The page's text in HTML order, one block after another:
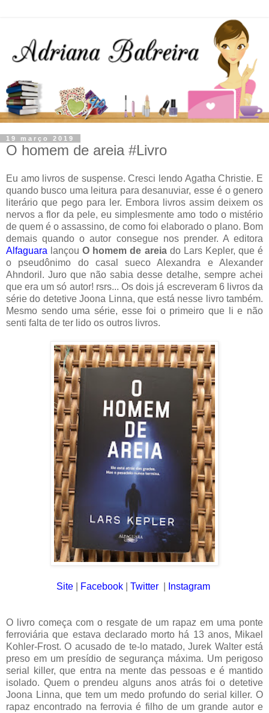
19 março 2019
O homem de areia #Livro
Eu amo livros de suspense. Cresci lendo Agatha Christie. E
quando busco uma leitura para desanuviar, esse é o genero
literário que pego para ler. Embora livros assim deixem os
nervos a flor da pele, eu simplesmente amo todo o mistério
de quem é o assassino, de como foi elaborado o plano. Bom
demais quando o autor consegue nos prender. A editora
Alfaguara lançouO homem de areiado Lars Kepler, que é
o pseudônimo do casal sueco Alexandra e Alexander
Ahndoril. Juro que não sabia desse detalhe, sempre achei
que era um só autor! rsrs... Os dois já escreveram 6 livros da
série do detetive Joona Linna, que está nesse livro também.
Mesmo sendo uma série, esse foi o primeiro que li e não
senti falta de ter lido os outros livros.
Site Facebook Twitter Instagram
O livro começa com o resgate de um rapaz em uma ponte
ferroviária que estava declarado morto há 13 anos, Mikael
Kohler-Frost. O acusado de te-lo matado, Jurek Walter está
preso em um presídio de segurança máxima. Um perigoso
serial killer, que entra na mente das pessoas e é mantido
isolado. Quem o prendeu alguns anos atrás foi o detetive
Joona Linna, que tem um medo profundo do serial killer. O
rapaz encontrado na ferrovia é filho de um grande autor e